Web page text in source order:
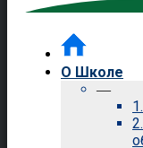
О Школе
—